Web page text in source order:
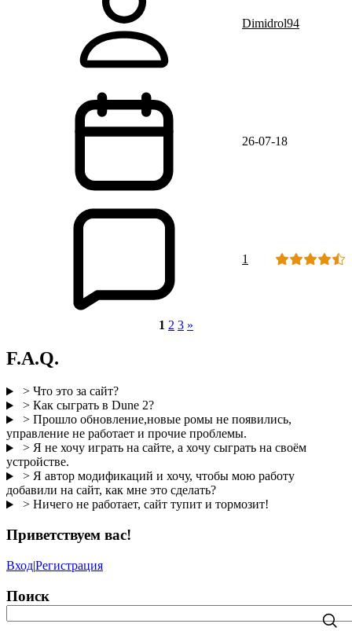
Dimidrol94
26-07-18
1
1 2 3 »
F.A.Q.
> Что это за сайт?
> Как сыграть в Dune 2?
> Прошло обновление,новые ромы не появились,
управление не работает и прочие проблемы.
> Я не хочу играть на сайте, а хочу сыграть на своём
устройстве.
> Я автор модификаций и хочу, чтобы мою работу
добавили на сайт, как мне это сделать?
> Ничего не работает, сайт тупит и тормозит!
Приветствуем вас!
Вход|Регистрация
Поиск